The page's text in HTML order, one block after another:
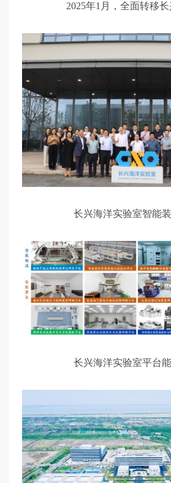
2025年1月，全面转移
长兴海洋实验室智能
长兴海洋实验室平台